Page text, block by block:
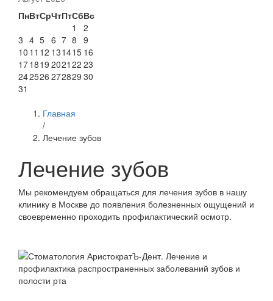
ПнВтСрЧтПтСбВс
1
2
3 4 5 6 7 8 9
10 11 12 131415 16
171819 2021 22 23
242526 272829 30
31
Главная
/
Лечение зубов
Лечение зубов
Мы рекомендуем обращаться для лечения зубов в нашу
клинику в Москве до появления болезненных ощущений и
своевременно проходить профилактический осмотр.